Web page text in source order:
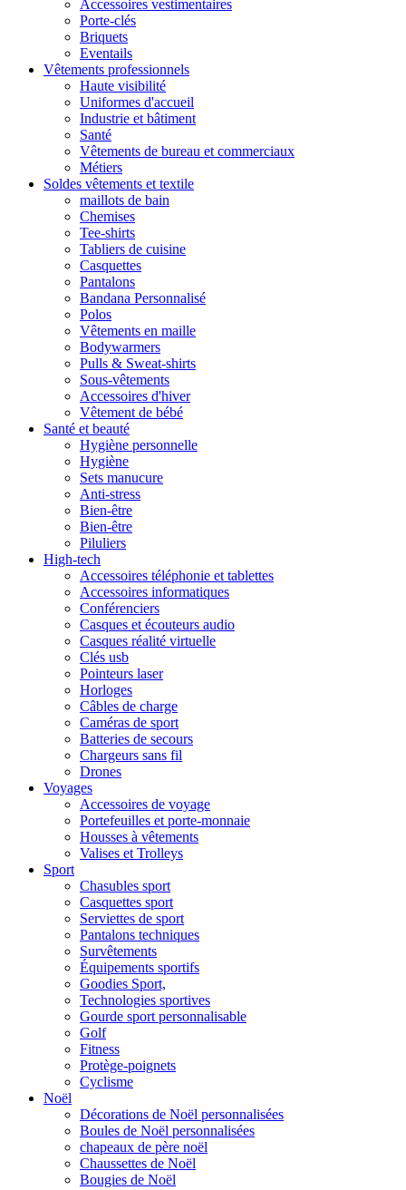
Accessoires vestimentaires
Porte-clés
Briquets
Eventails
Vêtements professionnels
Haute visibilité
Uniformes d'accueil
Industrie et bâtiment
Santé
Vêtements de bureau et commerciaux
Métiers
Soldes vêtements et textile
maillots de bain
Chemises
Tee-shirts
Tabliers de cuisine
Casquettes
Pantalons
Bandana Personnalisé
Polos
Vêtements en maille
Bodywarmers
Pulls & Sweat-shirts
Sous-vêtements
Accessoires d'hiver
Vêtement de bébé
Santé et beauté
Hygiène personnelle
Hygiène
Sets manucure
Anti-stress
Bien-être
Bien-être
Piluliers
High-tech
Accessoires téléphonie et tablettes
Accessoires informatiques
Conférenciers
Casques et écouteurs audio
Casques réalité virtuelle
Clés usb
Pointeurs laser
Horloges
Câbles de charge
Caméras de sport
Batteries de secours
Chargeurs sans fil
Drones
Voyages
Accessoires de voyage
Portefeuilles et porte-monnaie
Housses à vêtements
Valises et Trolleys
Sport
Chasubles sport
Casquettes sport
Serviettes de sport
Pantalons techniques
Survêtements
Équipements sportifs
Goodies Sport,
Technologies sportives
Gourde sport personnalisable
Golf
Fitness
Protège-poignets
Cyclisme
Noël
Décorations de Noël personnalisées
Boules de Noël personnalisées
chapeaux de père noël
Chaussettes de Noël
Bougies de Noël